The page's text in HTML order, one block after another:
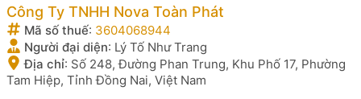
Công Ty TNHH Nova Toàn Phát
Mã số thuế: 3604068944
Người đại diện: Lý Tố Như Trang
Địa chỉ: Số 248, Đường Phan Trung, Khu Phố 17, Phường
Tam Hiệp, Tỉnh Đồng Nai, Việt Nam